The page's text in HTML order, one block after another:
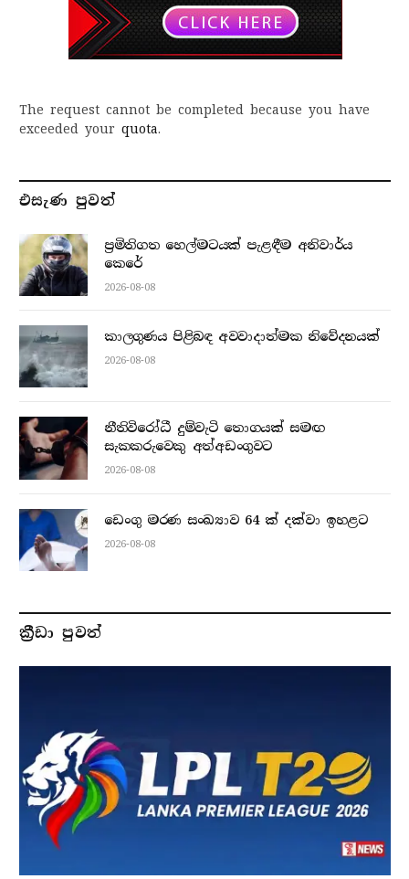
The request cannot be completed because you have
exceeded your quota.
එසැණ පුව​ත්
ප්‍රමිතිගත හෙල්මටයක් පැළඳීම අනිවාර්ය
කෙරේ
2026-08-08
කාලගුණය පිළිබඳ අවවාදාත්මක නිවේදනයක්
2026-08-08
නීතිවිරෝධී දුම්වැටි තොගයක් සමඟ
සැකකරුවෙකු අත්අඩංගුවට
2026-08-08
ඩෙංගු මරණ සංඛ්‍යාව 64 ක් දක්වා ඉහළට
2026-08-08
ක්‍රීඩා පුවත්